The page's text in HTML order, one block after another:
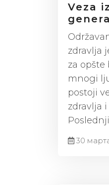
Veza
zdravlja
za
mnogi
postoji
zdravlja
30